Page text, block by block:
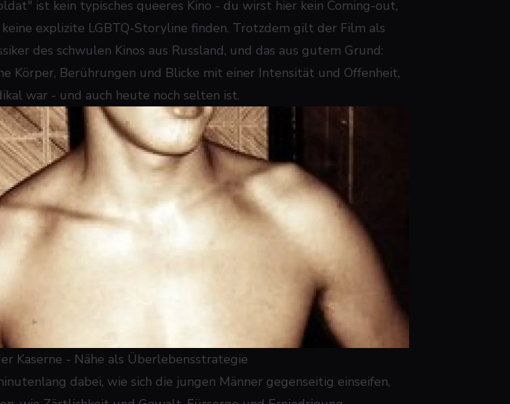
ist kein typisches queeres Kino - du wirst hier kein Coming-out,
keine explizite LGBTQ-Storyline finden. Trotzdem gilt der Film als
des schwulen Kinos aus Russland, und das aus gutem Grund:
Körper, Berührungen und Blicke mit einer Intensität und Offenheit,
war - und auch heute noch selten ist.
Kaserne - Nähe als Überlebensstrategie
dabei, wie sich die jungen Männer gegenseitig einseifen,